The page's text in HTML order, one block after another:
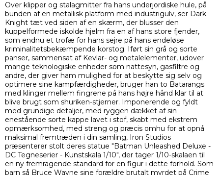
Over klipper og stalagmitter fra hans underjordiske hule, på
bunden af ​​en metallisk platform med industrigulv, ser Dark
Knight tæt ved siden af ​​en skærm, der blusser den
kuppelformede iskolde hjelm fra en af ​​hans store fjender,
som endnu et trofæ for hans sejre på hans endeløse
kriminalitetsbekæmpende korstog. Iført sin grå og sorte
panser, sammensat af Kevlar- og metalelementer, udover
mange teknologiske enheder som nattesyn, gasfiltre og
andre, der giver ham mulighed for at beskytte sig selv og
optimere sine kampfærdigheder, bruger han to Batarangs
med klinger mellem fingrene på hans højre hånd klar til at
blive brugt som shuriken-stjerner. Imponerende og fyldt
med grundige detaljer, med ryggen dækket af sin
enestående sorte kappe lavet i stof, skabt med ekstrem
opmærksomhed, med streng og præcis omhu for at opnå
maksimal fremtræden i din samling, Iron Studios
præsenterer stolt deres statue "Batman Unleashed Deluxe -
DC Tegneserier - Kunstskala 1/10", der tager 1/10-skalaen til
en ny fremragende standard for en figur i dette forhold. Som
barn så Bruce Wayne sine forældre brutalt myrdet på Crime